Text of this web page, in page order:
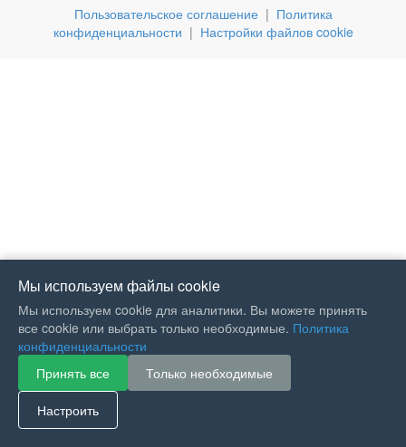
Пользовательское соглашение | Политика
конфиденциальности | Настройки файлов cookie
Мы используем файлы cookie
Мы используем cookie для аналитики. Вы можете принять
все cookie или выбрать только необходимые. Политика
конфиденциальности
Принять все
Только необходимые
Настроить
If you like Guitar Songs, you
can buy me a coffee :)